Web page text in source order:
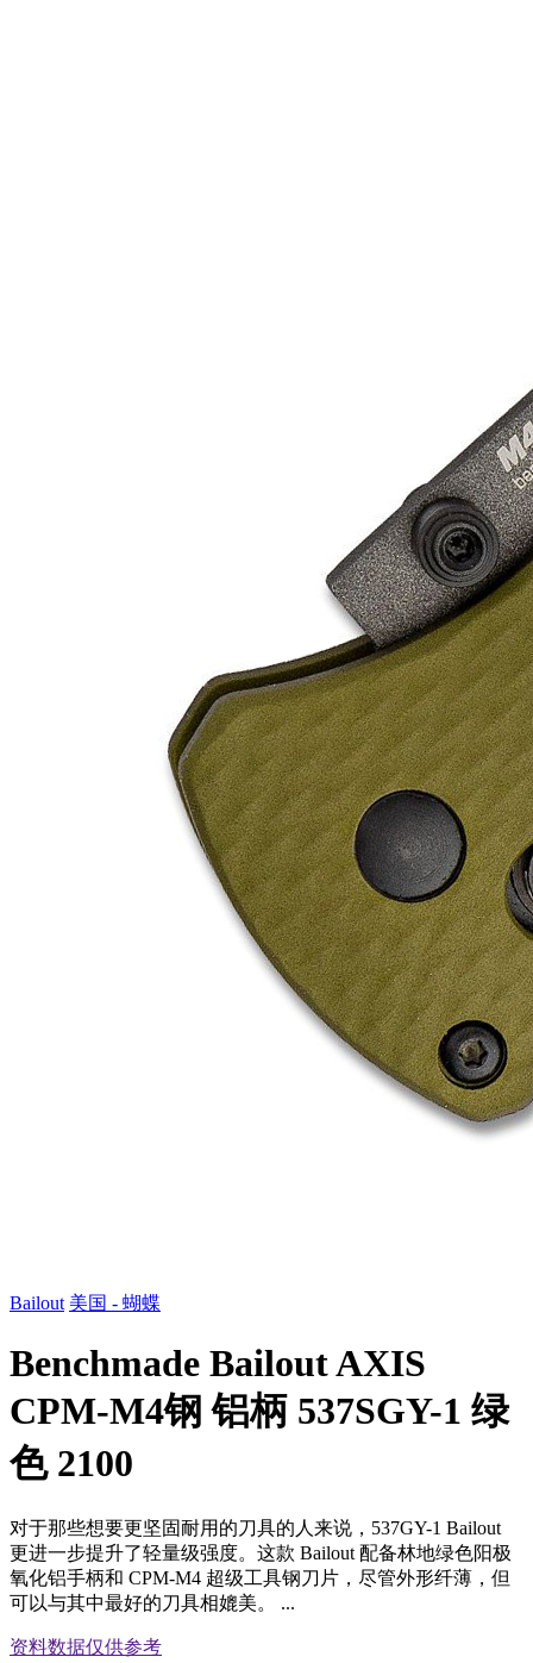
Bailout 美国 - 蝴蝶
Benchmade Bailout AXIS
CPM-M4钢 铝柄 537SGY-1 绿
色 2100
对于那些想要更坚固耐用的刀具的人来说，537GY-1 Bailout
更进一步提升了轻量级强度。这款 Bailout 配备林地绿色阳极
氧化铝手柄和 CPM-M4 超级工具钢刀片，尽管外形纤薄，但
可以与其中最好的刀具相媲美。 ...
资料数据仅供参考